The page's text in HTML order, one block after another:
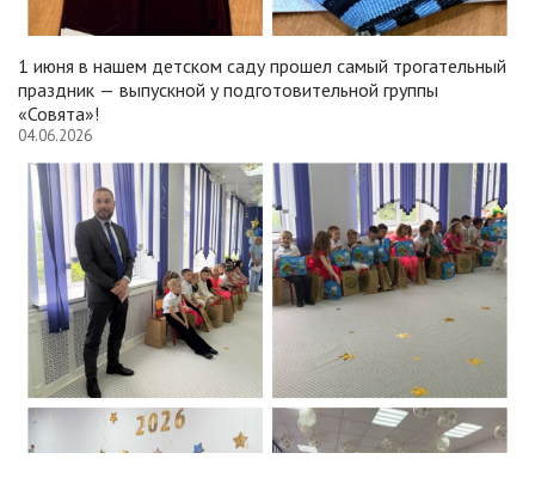
1 июня в нашем детском саду прошел самый трогательный
праздник — выпускной у подготовительной группы
«Совята»!
04.06.2026